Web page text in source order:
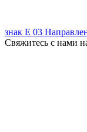
знак Е 03
Свяжитесь с нами